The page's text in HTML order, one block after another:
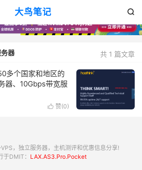
大鸟笔记 
共 1 篇文章
器
多个国家和地区的
器、10Gbps带宽服
 赞(0)
，独立服务器，主机测评和优惠信息分享!
于DMIT：
LAX.AS3.Pro.Pocket